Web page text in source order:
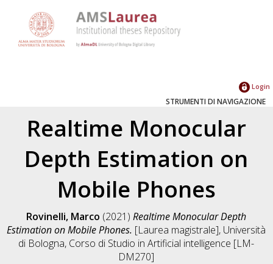
Login
STRUMENTI DI NAVIGAZIONE
Realtime Monocular
Depth Estimation on
Mobile Phones
Rovinelli, Marco (2021)Realtime Monocular Depth
Estimation on Mobile Phones. [Laurea magistrale], Università
di Bologna, Corso di Studio inArtificial intelligence [LM-
DM270]